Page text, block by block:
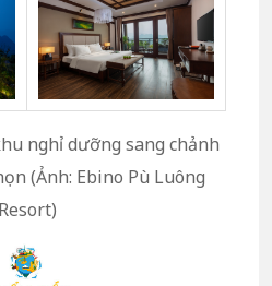
nghỉ dưỡng sang chảnh
(Ảnh: Ebino Pù Luông
Resort)